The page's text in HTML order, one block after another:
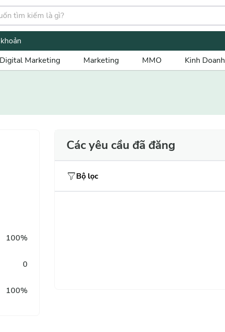
Digital Marketing Marketing MMO Kinh Doanh
100%
0
100%
Các yêu cầu đã đăng
Bộ lọc